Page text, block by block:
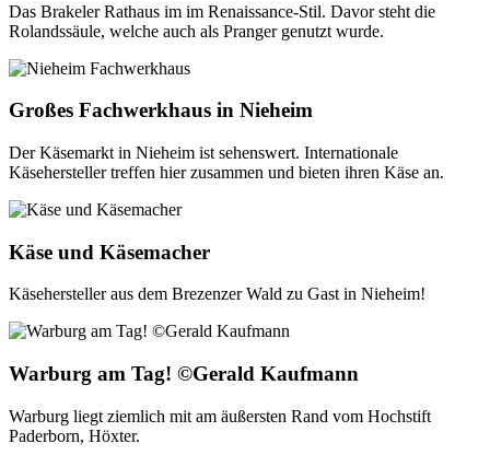
Das Brakeler Rathaus im im Renaissance-Stil. Davor steht die
Rolandssäule, welche auch als Pranger genutzt wurde.
Großes Fachwerkhaus in Nieheim
Der Käsemarkt in Nieheim ist sehenswert. Internationale
Käsehersteller treffen hier zusammen und bieten ihren Käse an.
Käse und Käsemacher
Käsehersteller aus dem Brezenzer Wald zu Gast in Nieheim!
Warburg am Tag! ©Gerald Kaufmann
Warburg liegt ziemlich mit am äußersten Rand vom Hochstift
Paderborn, Höxter.